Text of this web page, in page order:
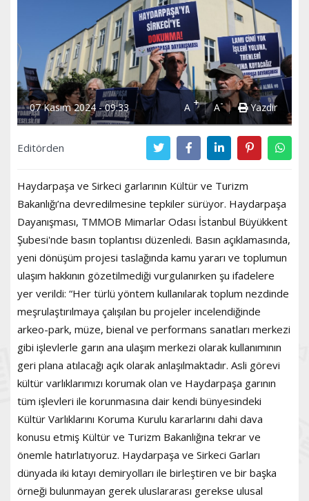
07 Kasım 2024 - 09:33 A + A- Yazdır
Editörden
Haydarpaşa ve Sirkeci garlarının Kültür ve Turizm
Bakanlığı’na devredilmesine tepkiler sürüyor. Haydarpaşa
Dayanışması, TMMOB Mimarlar Odası İstanbul Büyükkent
Şubesi'nde basın toplantısı düzenledi. Basın açıklamasında,
yeni dönüşüm projesi taslağında kamu yararı ve toplumun
ulaşım hakkının gözetilmediği vurgulanırken şu ifadelere
yer verildi: “Her türlü yöntem kullanılarak toplum nezdinde
meşrulaştırılmaya çalışılan bu projeler incelendiğinde
arkeo-park, müze, bienal ve performans sanatları merkezi
gibi işlevlerle garın ana ulaşım merkezi olarak kullanımının
geri plana atılacağı açık olarak anlaşılmaktadır. Asli görevi
kültür varlıklarımızı korumak olan ve Haydarpaşa garının
tüm işlevleri ile korunmasına dair kendi bünyesindeki
Kültür Varlıklarını Koruma Kurulu kararlarını dahi dava
konusu etmiş Kültür ve Turizm Bakanlığına tekrar ve
önemle hatırlatıyoruz. Haydarpaşa ve Sirkeci Garları
dünyada iki kıtayı demiryolları ile birleştiren ve bir başka
örneği bulunmayan gerek uluslararası gerekse ulusal